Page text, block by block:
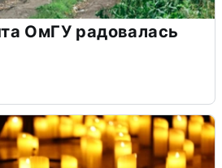
ОмГУ радовалась